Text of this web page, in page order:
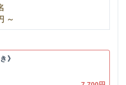
～
》